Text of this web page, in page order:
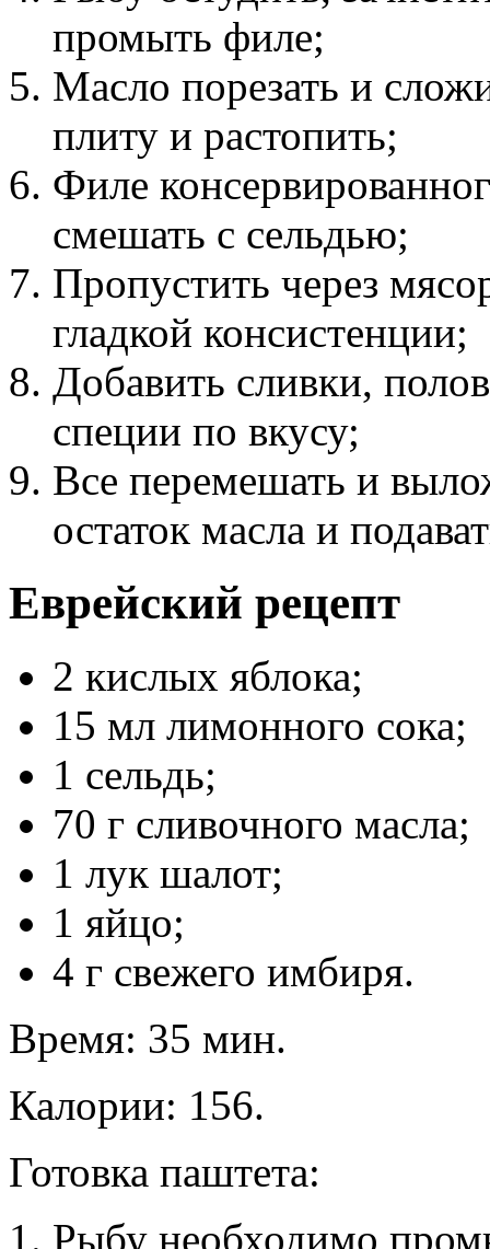
промыть филе;
Масло порезать и
плиту и растопить;
Филе
смешать с сельдью;
Пропустить через
гладкой консистенции;
Добавить сливки,
специи по вкусу;
Все перемешать и
остаток масла и
Еврейский рецепт
2 кислых яблока;
15 мл лимонного сока;
1 сельдь;
70 г сливочного масла;
1 лук шалот;
1 яйцо;
4 г свежего имбиря.
Время: 35 мин.
Калории: 156.
Готовка паштета:
Рыбу необходимо